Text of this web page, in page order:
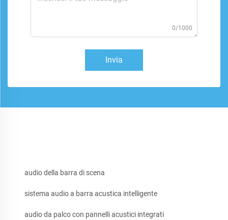
0/1000
Invia
audio della barra di scena
sistema audio a barra acustica intelligente
audio da palco con pannelli acustici integrati